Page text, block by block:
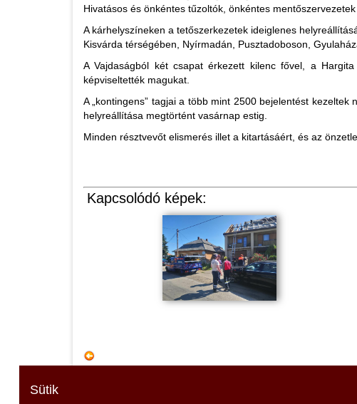
Hivatásos és önkéntes tűzoltók, önkéntes
A kárhelyszíneken a tetőszerkezetek ideiglenes
Kisvárda térségében, Nyírmadán, Pusztadoboson,
A Vajdaságból két csapat érkezett kilenc fővel, a
képviseltették magukat.
A „kontingens” tagjai a több mint 2500 bejelentést
helyreállítása megtörtént vasárnap estig.
Minden résztvevőt elismerés illet a kitartásáért, és az
Kapcsolódó képek:
Sütik